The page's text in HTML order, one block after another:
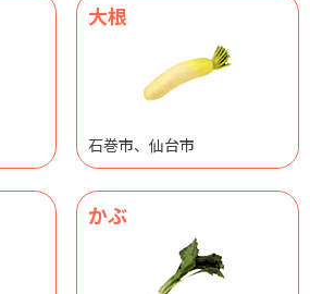
大根
石巻市、仙台市
かぶ